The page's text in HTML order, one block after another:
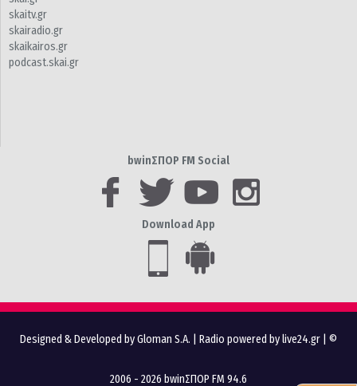
skaitv.gr
skairadio.gr
skaikairos.gr
podcast.skai.gr
bwinΣΠΟΡ FM Social
Download App
Designed & Developed by Gloman S.A. Radio powered by live24.gr | ©
2006 - 2026 bwinΣΠΟΡ FM 94.6